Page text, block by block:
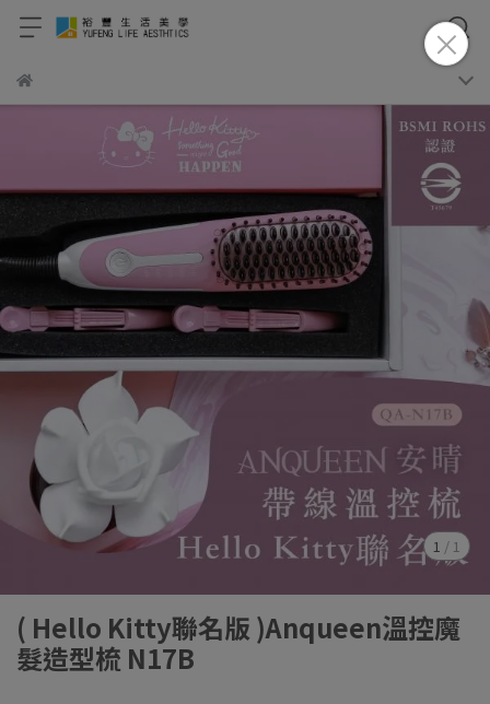
1 / 1
( Hello Kitty聯名版 )Anqueen溫控魔
髮造型梳 N17B